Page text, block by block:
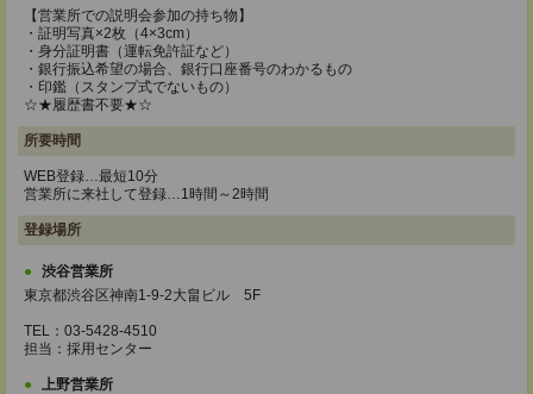
【営業所での説明会参加の持ち物】
・証明写真×2枚（4×3cm）
・身分証明書（運転免許証など）
・銀行振込希望の場合、銀行口座番号のわかるもの
・印鑑（スタンプ式でないもの）
☆★履歴書不要★☆
所要時間
WEB登録…最短10分
営業所に来社して登録…1時間～2時間
登録場所
渋谷営業所
東京都渋谷区神南1-9-2大畠ビル 5F
TEL：03-5428-4510
担当：採用センター
上野営業所